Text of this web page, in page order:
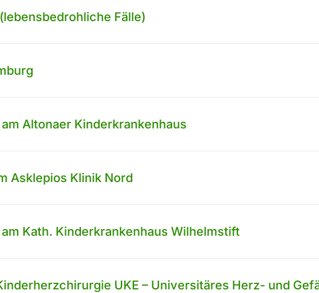
Fälle)
Altonaer Kinderkrankenhaus
Asklepios Klinik Nord
Kath. Kinderkrankenhaus Wilhelmstift
UKE – Universitäres Herz- und